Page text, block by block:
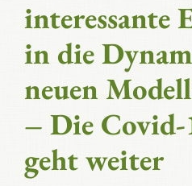
interessante
in die
neuen
– Die Covid-
geht weiter